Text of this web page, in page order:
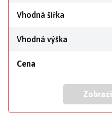
Vhodná šířka
Vhodná výška
Cena